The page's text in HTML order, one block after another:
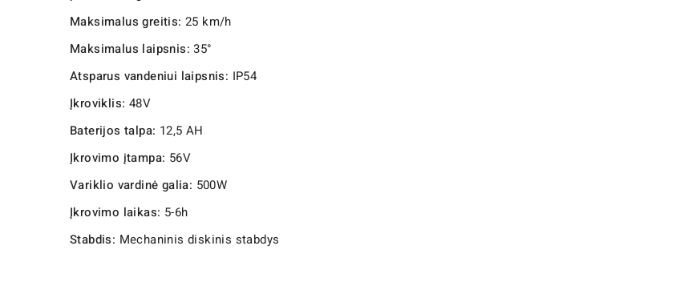
Maksimalus greitis: 25 km/h
Maksimalus laipsnis: 35°
Atsparus vandeniui laipsnis: IP54
Įkroviklis: 48V
Baterijos talpa: 12,5 AH
Įkrovimo įtampa: 56V
Variklio vardinė galia: 500W
Įkrovimo laikas: 5-6h
Stabdis: Mechaninis diskinis stabdys